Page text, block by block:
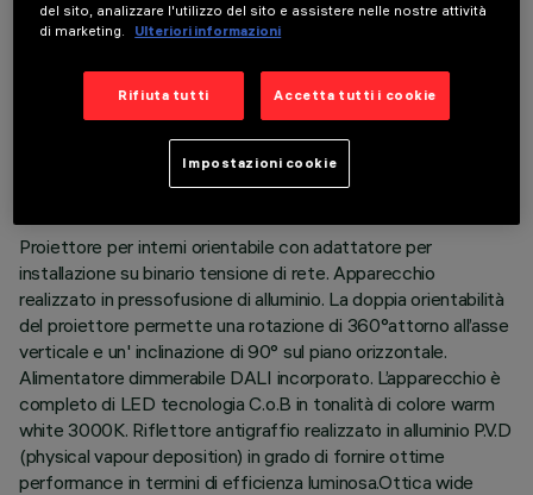
DATI TECNICI
ULTIMO AGGIORNAMENTO: 06/08/2026
Proiettore per interni orientabile con adattatore per
installazione su binario tensione di rete. Apparecchio
realizzato in pressofusione di alluminio. La doppia orientabilità
del proiettore permette una rotazione di 360°attorno all’asse
verticale e un' inclinazione di 90° sul piano orizzontale.
Alimentatore dimmerabile DALI incorporato. L’apparecchio è
completo di LED tecnologia C.o.B in tonalità di colore warm
white 3000K. Riflettore antigraffio realizzato in alluminio P.V.D
(physical vapour deposition) in grado di fornire ottime
performance in termini di efficienza luminosa.Ottica wide
del sito, analizzare l'utilizzo del sito e assistere nelle nostre attività
di marketing.
Ulteriori informazioni
Rifiuta tutti Accetta tutti i cookie
Impostazioni cookie